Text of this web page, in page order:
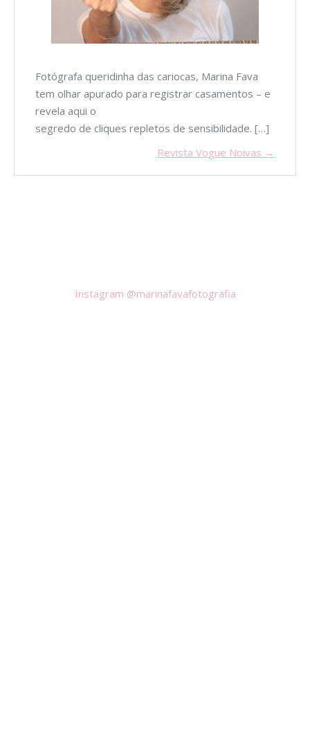
Fotógrafa queridinha das cariocas, Marina Fava
tem olhar apurado para registrar casamentos – e
revela aqui o
segredo de cliques repletos de sensibilidade. […]
Revista Vogue Noivas →
Instagram @marinafavafotografia